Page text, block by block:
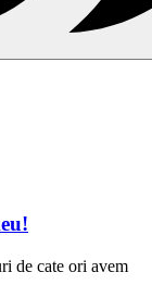
de cate ori avem